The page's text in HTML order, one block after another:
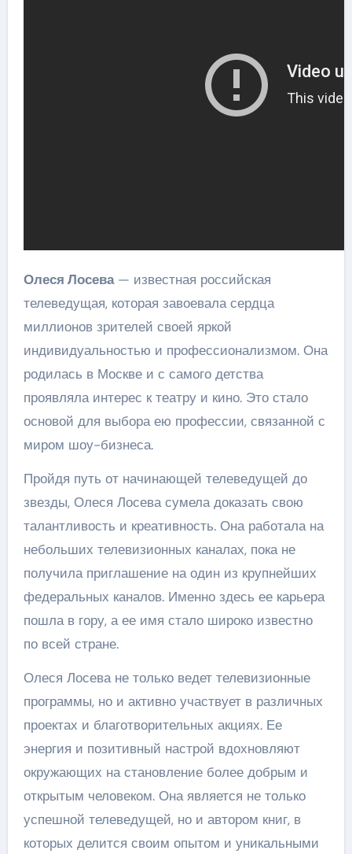
Олеся Лосева— известная российская
телеведущая, которая завоевала сердца
миллионов зрителей своей яркой
индивидуальностью и профессионализмом. Она
родилась в Москве и с самого детства
проявляла интерес к театру и кино. Это стало
основой для выбора ею профессии, связанной с
миром шоу-бизнеса.
Пройдя путь от начинающей телеведущей до
звезды, Олеся Лосева сумела доказать свою
талантливость и креативность. Она работала на
небольших телевизионных каналах, пока не
получила приглашение на один из крупнейших
федеральных каналов. Именно здесь ее карьера
пошла в гору, а ее имя стало широко известно
по всей стране.
Олеся Лосева не только ведет телевизионные
программы, но и активно участвует в различных
проектах и благотворительных акциях. Ее
энергия и позитивный настрой вдохновляют
окружающих на становление более добрым и
открытым человеком. Она является не только
успешной телеведущей, но и автором книг, в
которых делится своим опытом и уникальными